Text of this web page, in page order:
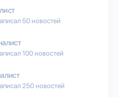
50 новостей
100 новостей
250 новостей